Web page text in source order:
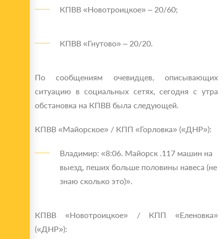
КПВВ «Новотроицкое» – 20/60;
КПВВ «Гнутово» – 20/20.
По сообщениям очевидцев, описывающих
ситуацию в социальных сетях, сегодня с утра
обстановка на КПВВ была следующей.
КПВВ «Майорское» / КПП «Горловка» («ДНР»):
Владимир: «8:06. Майорск .117 машин на
выезд, пеших больше половины навеса (не
знаю сколько это)».
КПВВ «Новотроицкое» / КПП «Еленовка»
(«ДНР»):